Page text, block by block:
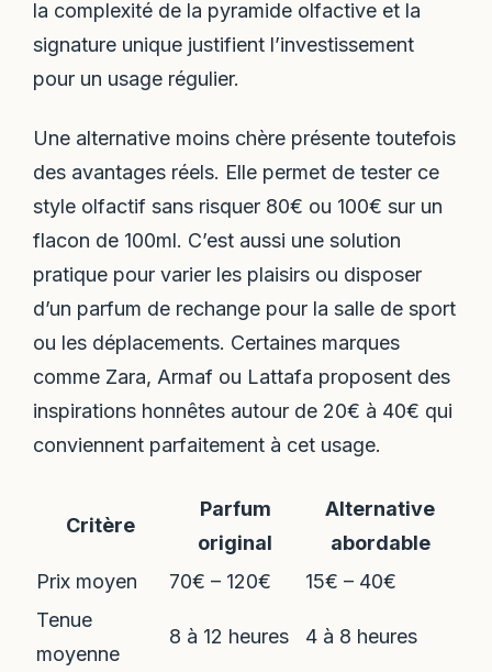
la complexité de la pyramide olfactive et la
signature unique justifient l’investissement
pour un usage régulier.
Une alternative moins chère présente toutefois
des avantages réels. Elle permet de tester ce
style olfactif sans risquer 80€ ou 100€ sur un
flacon de 100ml. C’est aussi une solution
pratique pour varier les plaisirs ou disposer
d’un parfum de rechange pour la salle de sport
ou les déplacements. Certaines marques
comme Zara, Armaf ou Lattafa proposent des
inspirations honnêtes autour de 20€ à 40€ qui
conviennent parfaitement à cet usage.
Critère
Parfum
original
Alternative
abordable
Prix moyen
70€ – 120€
15€ – 40€
Tenue
moyenne
8 à 12 heures 4 à 8 heures